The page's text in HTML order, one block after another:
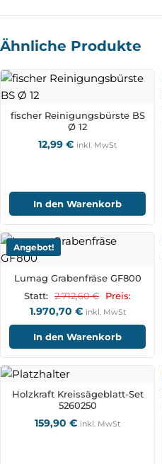
Ähnliche Produkte
fischer Reinigungsbürste BS
Ø 12
12,99 € inkl. MwSt
In den Warenkorb
Angebot!
Lumag Grabenfräse GF800
Statt: 2.712,60€ Preis:
1.970,70 € inkl. MwSt
In den Warenkorb
Holzkraft Kreissägeblatt-Set
5260250
159,90 € inkl. MwSt